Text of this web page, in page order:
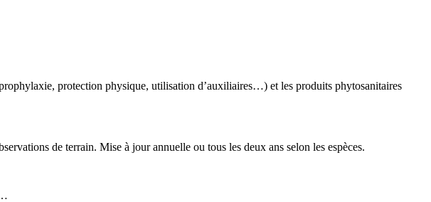
protection physique, utilisation d’auxiliaires…) et les produits phytosanitaires
de terrain. Mise à jour annuelle ou tous les deux ans selon les espèces.